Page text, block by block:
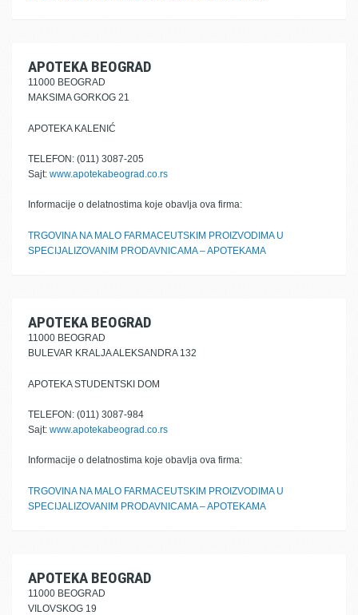
APOTEKA BEOGRAD
11000 BEOGRAD
MAKSIMA GORKOG 21
APOTEKA KALENIĆ
TELEFON: (011) 3087-205
Sajt: www.apotekabeograd.co.rs
Informacije o delatnostima koje obavlja ova firma:
TRGOVINA NA MALO FARMACEUTSKIM PROIZVODIMA U
SPECIJALIZOVANIM PRODAVNICAMA – APOTEKAMA
APOTEKA BEOGRAD
11000 BEOGRAD
BULEVAR KRALJA ALEKSANDRA 132
APOTEKA STUDENTSKI DOM
TELEFON: (011) 3087-984
Sajt: www.apotekabeograd.co.rs
Informacije o delatnostima koje obavlja ova firma:
TRGOVINA NA MALO FARMACEUTSKIM PROIZVODIMA U
SPECIJALIZOVANIM PRODAVNICAMA – APOTEKAMA
APOTEKA BEOGRAD
11000 BEOGRAD
VILOVSKOG 19